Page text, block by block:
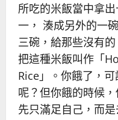
所吃的米飯當中拿出
一， 湊成另外的一
三碗，給那些沒有
把這種米飯叫作「
Rice」。你餓了，
呢？但你餓的時候
先只滿足自己，而